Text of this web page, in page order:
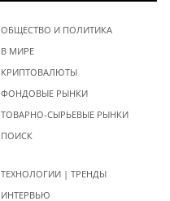
ОБЩЕСТВО И ПОЛИТИКА
В МИРЕ
КРИПТОВАЛЮТЫ
ФОНДОВЫЕ РЫНКИ
ТОВАРНО-СЫРЬЕВЫЕ РЫНКИ
ПОИСК
ТЕХНОЛОГИИ | ТРЕНДЫ
ИНТЕРВЬЮ